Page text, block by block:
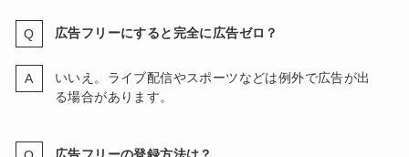
広告フリーにすると完全に広告ゼロ？
いいえ。ライブ配信やスポーツなどは例外で広告が出
る場合があります。